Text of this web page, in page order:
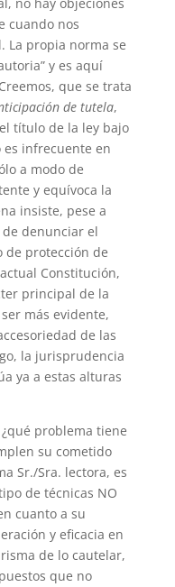
cuando nos
La propia norma se
y es aquí
que se trata
de tutela,
título de la ley bajo
infrecuente en
a modo de
y equívoca la
insiste, pese a
denunciar el
de protección de
Constitución,
principal de la
más evidente,
de las
la jurisprudencia
ya a estas alturas
problema tiene
su cometido
Sr./Sra. lectora, es
de técnicas NO
cuanto a su
y eficacia en
de lo cautelar,
que no